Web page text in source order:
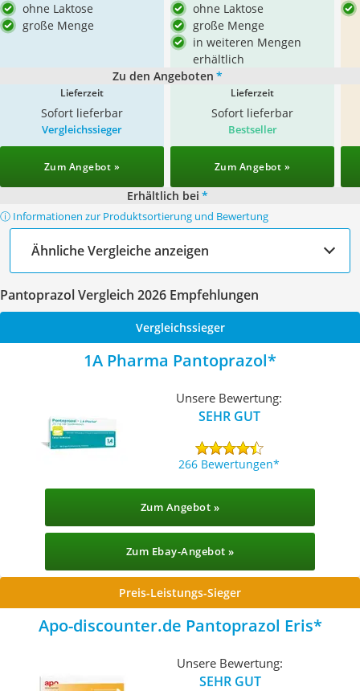
ohne Laktose
große Menge
ohne Laktose
große Menge
in weiteren Mengen
erhältlich
Zu den Angeboten *
Lieferzeit
Sofort lieferbar
Lieferzeit
Sofort lieferbar
Vergleichssieger
Zum Angebot »
Bestseller
Zum Angebot »
Erhältlich bei *
ⓘ Informationen zur Produktsortierung und Bewertung
Ähnliche Vergleiche anzeigen
Pantoprazol Vergleich 2026 Empfehlungen
Vergleichssieger
1A Pharma Pantoprazol
Unsere Bewertung:
SEHR GUT
266 Bewertungen
Zum Angebot »
Zum Ebay-Angebot »
Preis-Leistungs-Sieger
Apo-discounter.de Pantoprazol Eris
Unsere Bewertung:
SEHR GUT